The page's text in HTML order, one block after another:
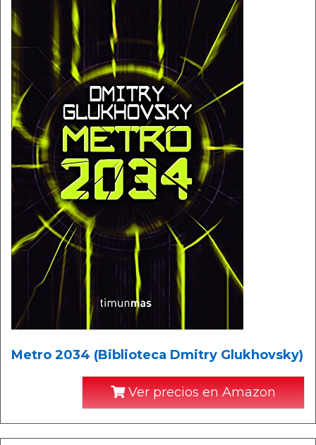
Metro 2034 (Biblioteca Dmitry Glukhovsky)
Ver precios en Amazon